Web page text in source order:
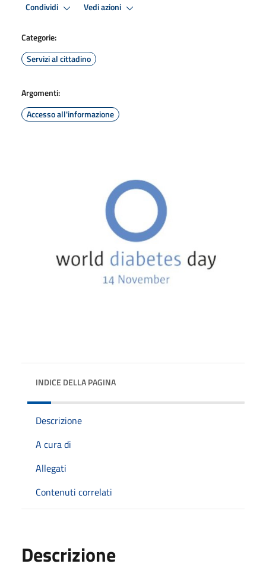
Condividi Vedi azioni
Categorie:
Servizi al cittadino
Argomenti:
Accesso all'informazione
INDICE DELLA PAGINA
Descrizione
A cura di
Allegati
Contenuti correlati
Descrizione